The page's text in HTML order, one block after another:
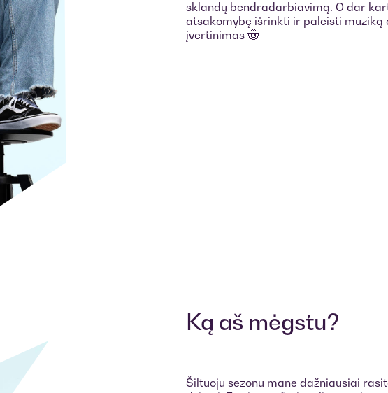
sklandų bendradarbiavimą. O dar
atsakomybę išrinkti ir paleisti muziką
įvertinimas 🤠
Ką aš mėgstu?
Šiltuoju sezonu mane dažniausiai